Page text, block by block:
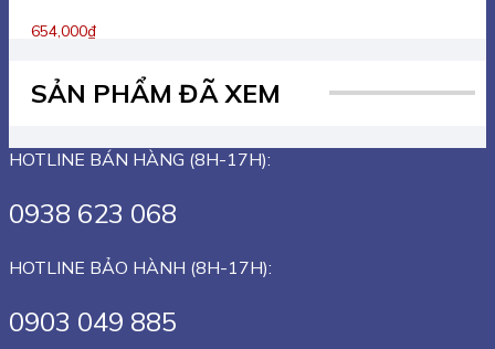
654,000₫
SẢN PHẨM ĐÃ XEM
HOTLINE BÁN HÀNG (8H-17H):
0938 623 068
HOTLINE BẢO HÀNH (8H-17H):
0903 049 885